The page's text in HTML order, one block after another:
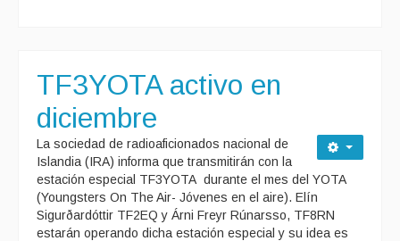
TF3YOTA activo en
diciembre
La sociedad de radioaficionados nacional de
Islandia (IRA) informa que transmitirán con la
estación especial TF3YOTA durante el mes del YOTA
(Youngsters On The Air- Jóvenes en el aire). Elín
Sigurðardóttir TF2EQ y Árni Freyr Rúnarsso, TF8RN
estarán operando dicha estación especial y su idea es